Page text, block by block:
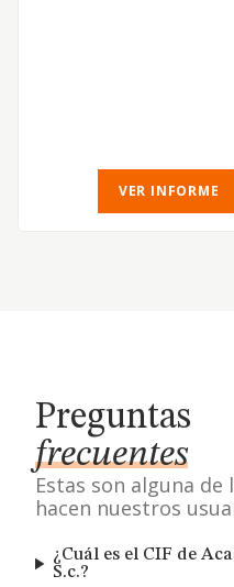
VER INFORME
Preguntas
frecuentes
Estas son alguna
hacen nuestros
¿Cuál es el CIF de
S.c.?